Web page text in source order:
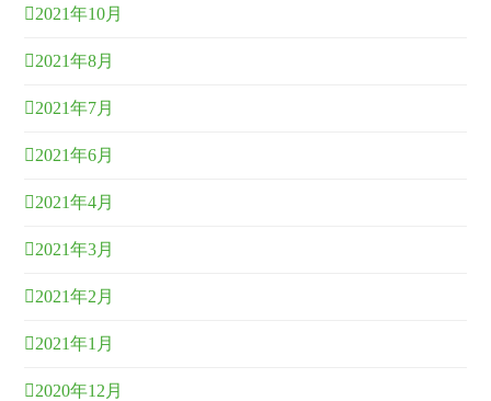
2021年10月
2021年8月
2021年7月
2021年6月
2021年4月
2021年3月
2021年2月
2021年1月
2020年12月